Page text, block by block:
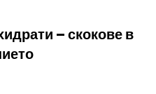
– скокове в